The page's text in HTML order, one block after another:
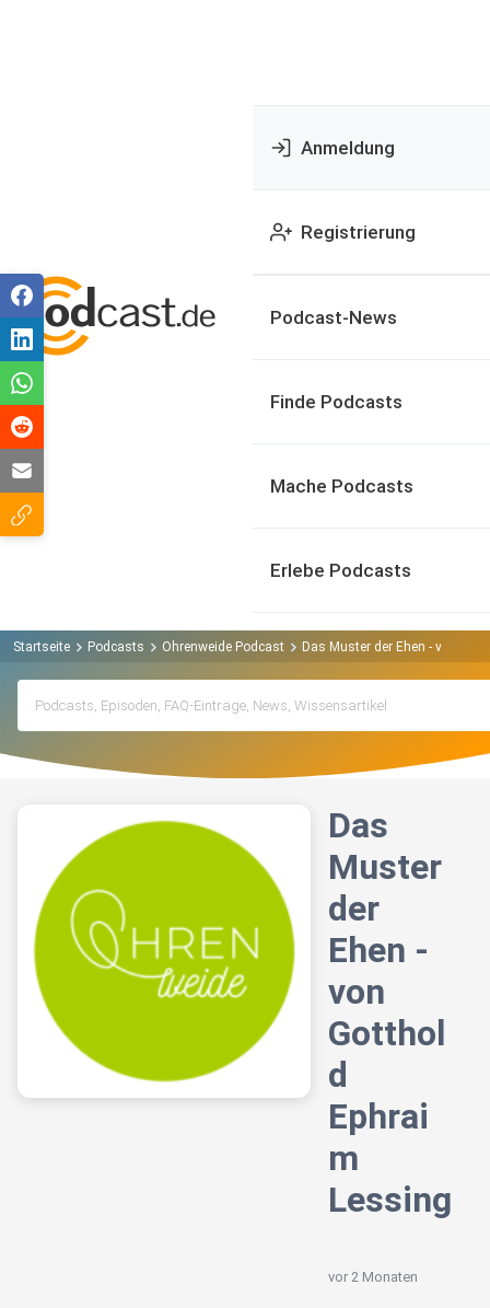
Anmeldung
Registrierung
Podcast-News
Finde Podcasts
Mache Podcasts
Erlebe Podcasts
Startseite Podcasts Ohrenweide Podcast Das Muster der Ehen - von
Das
Muster
der
Ehen -
von
Gotthol
d
Ephrai
m
Lessing
vor 2 Monaten